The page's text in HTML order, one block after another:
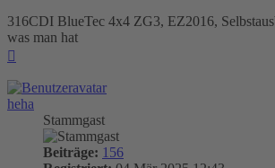
316CDI BlueTec 4x4 ZG3, EZ2016,
was man hat
heha
Stammgast
Beiträge: 156